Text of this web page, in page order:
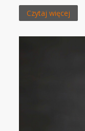
Czytaj więcej